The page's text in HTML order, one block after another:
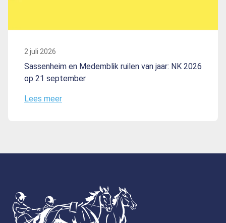
2 juli 2026
Sassenheim en Medemblik ruilen van jaar: NK 2026
op 21 september
Lees meer